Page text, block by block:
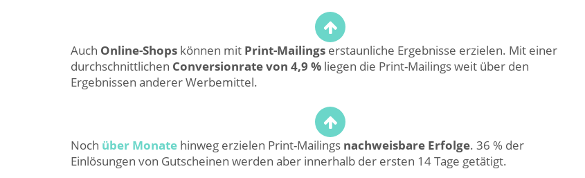
Auch Online-Shops können mit Print-Mailings erstaunliche Ergebnisse erzielen. Mit einer
durchschnittlichen Conversionrate von 4,9 % liegen die Print-Mailings weit über den
Ergebnissen anderer Werbemittel.
Noch über Monate hinweg erzielen Print-Mailings nachweisbare Erfolge. 36 % der
Einlösungen von Gutscheinen werden aber innerhalb der ersten 14 Tage getätigt.